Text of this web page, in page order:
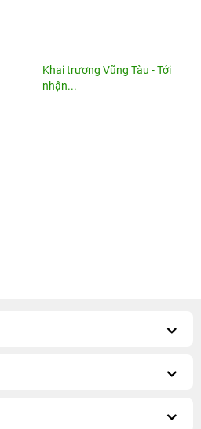
Khai trương Vũng Tàu - Tới
nhận...